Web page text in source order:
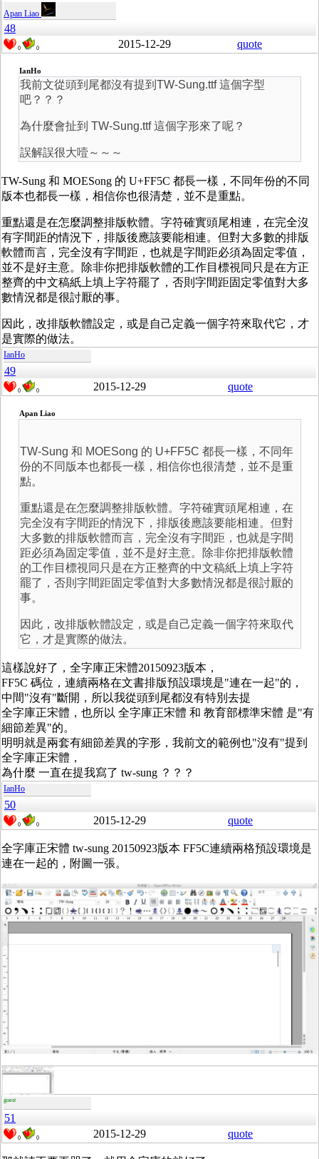
Apan Liao
48
0 0 2015-12-29 quote
IanHo
我前文從頭到尾都沒有提到TW-Sung.ttf 這個字型
吧？？？
為什麼會扯到 TW-Sung.ttf 這個字形來了呢？
誤解誤很大噎～～～
TW-Sung 和 MOESong 的 U+FF5C 都長一樣，不同年份的不同
版本也都長一樣，相信你也很清楚，並不是重點。
重點還是在怎麼調整排版軟體。字符確實頭尾相連，在完全沒
有字間距的情況下，排版後應該要能相連。但對大多數的排版
軟體而言，完全沒有字間距，也就是字間距必須為固定零值，
並不是好主意。除非你把排版軟體的工作目標視同只是在方正
整齊的中文稿紙上填上字符罷了，否則字間距固定零值對大多
數情況都是很討厭的事。
因此，改排版軟體設定，或是自己定義一個字符來取代它，才
是實際的做法。
IanHo
49
0 0 2015-12-29 quote
Apan Liao
TW-Sung 和 MOESong 的 U+FF5C 都長一樣，不同年
份的不同版本也都長一樣，相信你也很清楚，並不是重
點。
重點還是在怎麼調整排版軟體。字符確實頭尾相連，在
完全沒有字間距的情況下，排版後應該要能相連。但對
大多數的排版軟體而言，完全沒有字間距，也就是字間
距必須為固定零值，並不是好主意。除非你把排版軟體
的工作目標視同只是在方正整齊的中文稿紙上填上字符
罷了，否則字間距固定零值對大多數情況都是很討厭的
事。
因此，改排版軟體設定，或是自己定義一個字符來取代
它，才是實際的做法。
這樣說好了，全字庫正宋體20150923版本，
FF5C 碼位，連續兩格在文書排版預設環境是"連在一起"的，
中間"沒有"斷開，所以我從頭到尾都沒有特別去提
全字庫正宋體，也所以 全字庫正宋體 和 教育部標準宋體 是"有
細節差異"的。
明明就是兩套有細節差異的字形，我前文的範例也"沒有"提到
全字庫正宋體，
為什麼 一直在提我寫了 tw-sung ？？？
IanHo
50
0 0 2015-12-29 quote
全字庫正宋體 tw-sung 20150923版本 FF5C連續兩格預設環境是
連在一起的，附圖一張。
guest
51
0 0 2015-12-29 quote